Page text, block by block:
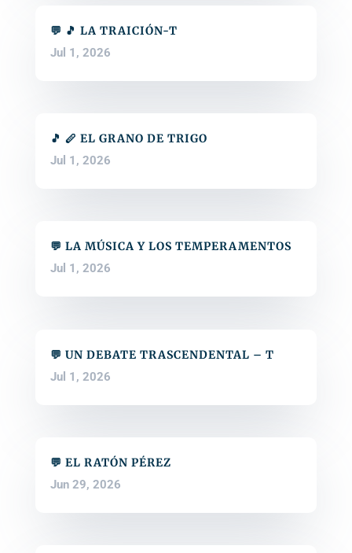
💬 🎵 LA TRAICIÓN-T
Jul 1, 2026
🎵 🪈 EL GRANO DE TRIGO
Jul 1, 2026
💬 LA MÚSICA Y LOS TEMPERAMENTOS
Jul 1, 2026
💬 UN DEBATE TRASCENDENTAL – T
Jul 1, 2026
💬 EL RATÓN PÉREZ
Jun 29, 2026